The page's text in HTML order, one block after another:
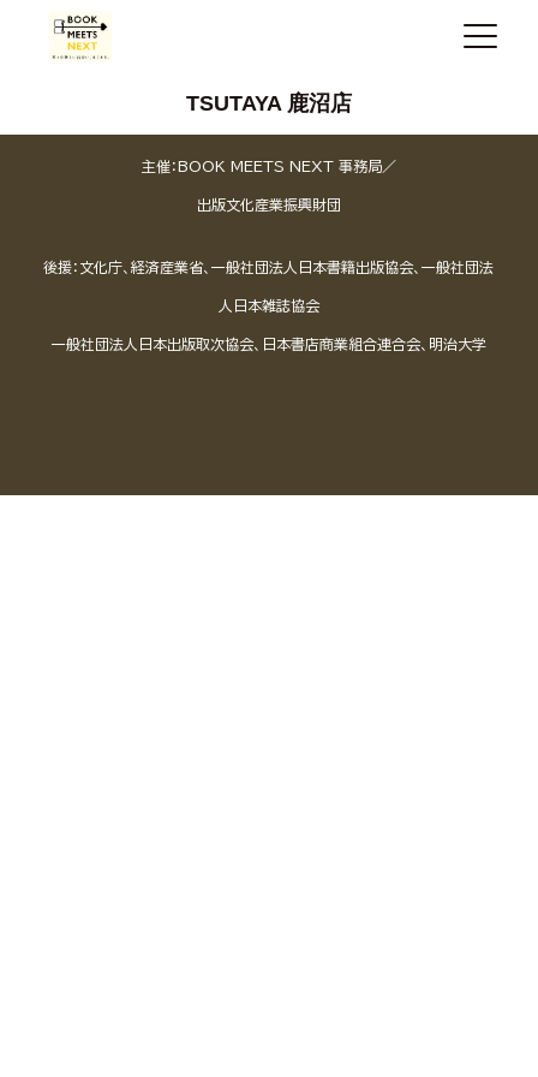
TSUTAYA 鹿沼店
主催：BOOK MEETS NEXT 事務局／
出版文化産業振興財団
後援：文化庁、経済産業省、一般社団法人日本書籍出版協会、一般社団法
人日本雑誌協会
一般社団法人日本出版取次協会、日本書店商業組合連合会、明治大学